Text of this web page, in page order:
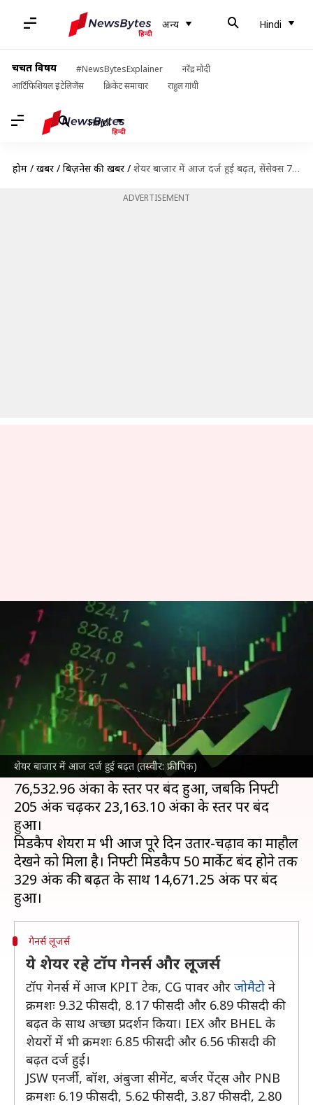
अन्य Hindi
चर्चित विषय #NewsBytesExplainer
नरेंद्र मोदी
आर्टिफिशियल इंटेलिजेंस
क्रिकेट समाचार राहुल गांधी
Hindi
होम / खबरें / बिज़नेस की खबरें / शेयर बाजार में आज दर्ज हुई बढ़त, सेंसेक्स 76,532 अंकों पर हुआ बंद
ADVERTISEMENT
शेयर बाजार में आज दर्ज हुई बढ़त (तस्वीर: फ्रीपिक)
शेयर बाजार में आज दर्ज हुई बढ़त,
सेंसेक्स 76,532 अंकों पर हुआ बंद
लेखन बिश्वजीत कुमार Jan 29, 2025 04:01 pm
क्या है खबर?
शेयर बाजार
के सेंसेक्स और निफ्टी दोनों में आज (29
सेंसेक्स631 अंक की बड़ी बढ़त के साथ आज
76,532.96 अंकों के स्तर पर बंद हुआ, जबकि निफ्टी
205 अंक चढ़कर 23,163.10 अंकों के स्तर पर बंद
हुआ।
मिडकैप शेयरों में भी आज पूरे दिन उतार-चढ़ाव का माहौल
देखने को मिला है। निफ्टी मिडकैप 50 मार्केट बंद होने तक
329 अंक की बढ़त के साथ 14,671.25 अंक पर बंद
गेनर्स लूजर्स
ये शेयर रहे टॉप गेनर्स और लूजर्स
टॉप गेनर्स में आज KPIT टेक, CG पावर और जोमैटो ने
क्रमशः 9.32 फीसदी, 8.17 फीसदी और 6.89 फीसदी की
बढ़त के साथ अच्छा प्रदर्शन किया। IEX और BHEL के
शेयरों में भी क्रमशः 6.85 फीसदी और 6.56 फीसदी की
बढ़त दर्ज हुई।
JSW एनर्जी, बॉश, अंबुजा सीमेंट, बर्जर पेंट्स और PNB
क्रमशः 6.19 फीसदी, 5.62 फीसदी, 3.87 फीसदी, 2.80